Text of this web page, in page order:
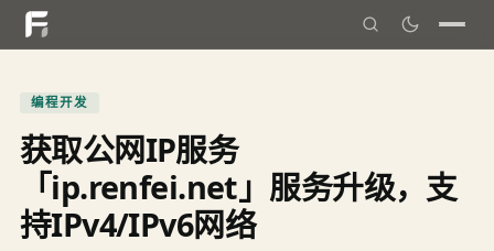
编程开发
获取公网IP服务
「ip.renfei.net」服务升级，支
持IPv4/IPv6网络